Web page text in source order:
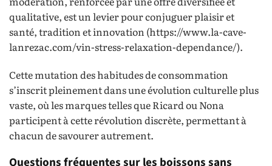
qualitative, est un levier pour conjuguer plaisir et
santé, tradition et innovation (https://www.la-cave-
lanrezac.com/vin-stress-relaxation-dependance/).
Cette mutation des habitudes de consommation
s’inscrit pleinement dans une évolution culturelle plus
vaste, où les marques telles que Ricard ou Nona
participent à cette révolution discrète, permettant à
chacun de savourer autrement.
Questions fréquentes sur les boissons sans